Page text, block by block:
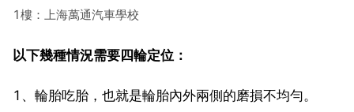
1樓：上海萬通汽車學校
以下幾種情況需要四輪定位：
1、輪胎吃胎，也就是輪胎內外兩側的磨損不均勻。